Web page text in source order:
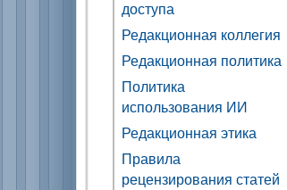
доступа
Редакционная коллегия
Редакционная политика
Политика
использования ИИ
Редакционная этика
Правила
рецензирования статей